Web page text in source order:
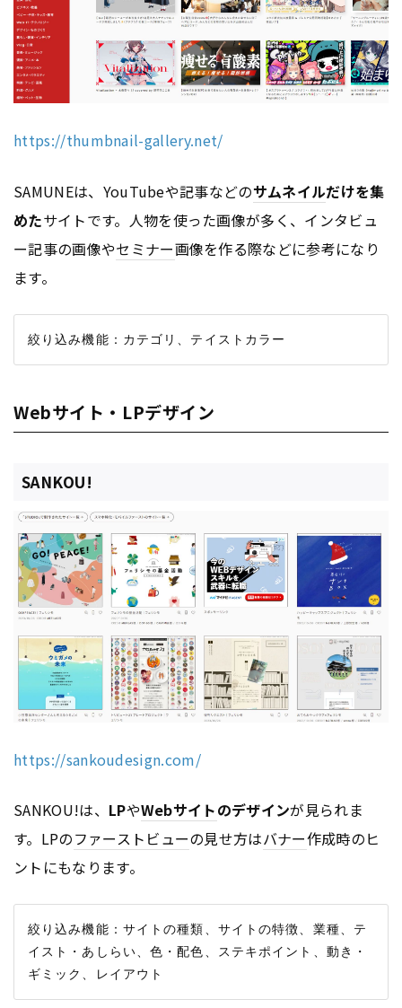
https://thumbnail-gallery.net/
SAMUNEは、YouTubeや記事などのサムネイルだけを集
めたサイトです。人物を使った画像が多く、インタビュ
ー記事の画像やセミナー画像を作る際などに参考になり
ます。
Webサイト・LPデザイン
SANKOU!
https://sankoudesign.com/
SANKOU!は、 LPやWebサイトのデザインが見られま
す。LPのファーストビューの見せ方はバナー作成時のヒ
ントにもなります。
絞り込み機能：サイトの種類、サイトの特徴、業種、テ
イスト・あしらい、色・配色、ステキポイント、動き・